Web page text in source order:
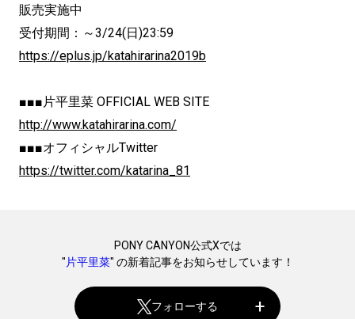
販売実施中
受付期間：～3/24(日)23:59
https://eplus.jp/katahirarina2019b
■■■片平里菜 OFFICIAL WEB SITE
http://www.katahirarina.com/
■■■オフィシャルTwitter
https://twitter.com/katarina_81
PONY CANYON公式Xでは
"片平里菜" の新着記事をお知らせしています！
フォローする